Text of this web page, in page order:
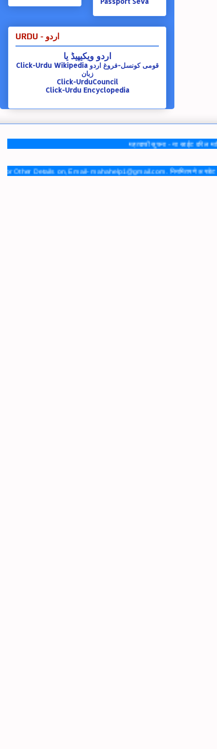
URDU - اردو
اردو ویکیپیڈ یا
Click-Urdu Wikipedia قومی کونسل-فروغ اردو
زبان
Click-UrduCouncil
Click-Urdu Encyclopedia
महत्वाची सुचना - या साईट वरिल
Details on, Email- mahahelp1@gmail.com. नियमितपणे अपडेट